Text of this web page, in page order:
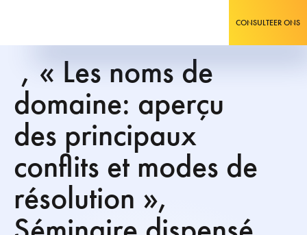
CONSULTEER ONS
, « Les noms de
domaine: aperçu
des principaux
conflits et modes de
résolution »,